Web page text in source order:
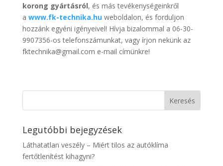
korong gyártásról, és más tevékenységeinkről
a www.fk-technika.huweboldalon, és forduljon
hozzánk egyéni igényeivel! Hívja bizalommal a 06-30-
9907356-os telefonszámunkat, vagy írjon nekünk az
fktechnika@gmail.com e-mail címünkre!
Legutóbbi bejegyzések
Láthatatlan veszély – Miért tilos az autóklíma
fertőtlenítést kihagyni?